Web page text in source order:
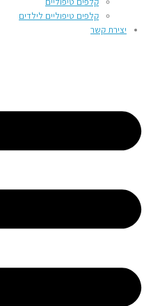
קלפים טיפוליים לילדים
יצירת קשר